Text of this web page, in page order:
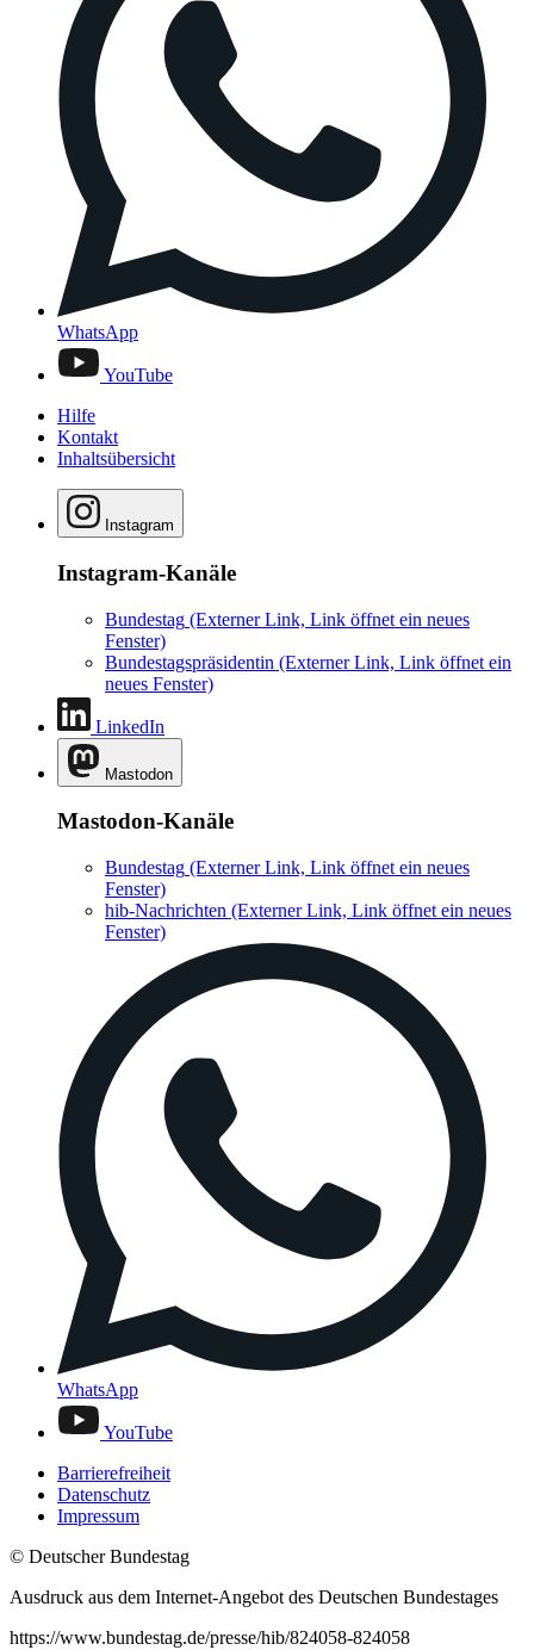
WhatsApp
YouTube
Hilfe
Kontakt
Inhaltsübersicht
Instagram
Instagram-Kanäle
Bundestag (Externer Link, Link öffnet ein neues
Fenster)
Bundestagspräsidentin (Externer Link, Link öffnet ein
neues Fenster)
LinkedIn
Mastodon
Mastodon-Kanäle
Bundestag (Externer Link, Link öffnet ein neues
Fenster)
hib-Nachrichten (Externer Link, Link öffnet ein neues
Fenster)
WhatsApp
YouTube
Barrierefreiheit
Datenschutz
Impressum
© Deutscher Bundestag
Ausdruck aus dem Internet-Angebot des Deutschen Bundestages
https://www.bundestag.de/presse/hib/824058-824058